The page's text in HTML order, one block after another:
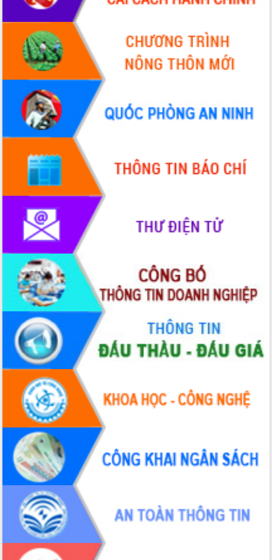
Hội nghị chuyên đề về công tác
khuyến nông trong tình hình mới
Xã Ea Drăng phổ cập kỹ năng số cho
cán bộ, Tổ công nghệ số cộng đồng và
nông dân
Gặp mặt các đồng chí nguyên lãnh
đạo tỉnh nhân dịp Quốc khánh nước
Cộng hòa xã hội chủ nghĩa Việt Nam
300 gian hàng tham gia Tuần lễ Văn
hóa, Du lịch và Ẩm thực Đắk Lắk năm
2025
Xã Ea Drăng thúc đẩy phong trào “Bình
dân học vụ số”, phát triển khoa học,
công nghệ và đổi mới sáng tạo
Công an tỉnh Đắk Lắk đẩy mạnh cải
cách hành chính, thích ứng chuyển đổi
số, đáp ứng yêu cầu nhiệm vụ trong
tình hình mới
Xã Ea Knuếc nâng tầm đặc sản địa
phương trên nền tảng số
Đắk Lắk tập huấn triển khai 100 ngày
cao điểm phong trào "Bình dân học vụ
số" đến xã, phường
Xử lý nghiêm các hành vi buôn bán,
vận chuyển, giết mổ lợn bệnh trái phép
UBND tỉnh Đắk Lắk và Viettel ký kết
thỏa thuận hợp tác về chuyển đổi số
Hội nghị giao ban báo chí định kỳ
tháng 8 năm 2025
Đắk Lắk khởi động ba dự án chào
mừng kỷ niệm 80 năm Cách mạng
Tháng 8 và Quốc khánh nước Cộng hòa
xã hội chủ nghĩa Việt Nam
Tập trung hoàn thiện các nội dung
tham gia Triển lãm thành tựu kinh tế -
xã hội nhân kỷ niệm 80 năm Ngày
Quốc khánh 2/9
UBND tỉnh họp báo định kỳ tháng
7/2025
Chung sức, đồng lòng, đoàn kết xây
dựng tỉnh Đắk Lắk giàu đẹp, văn minh,
bản sắc